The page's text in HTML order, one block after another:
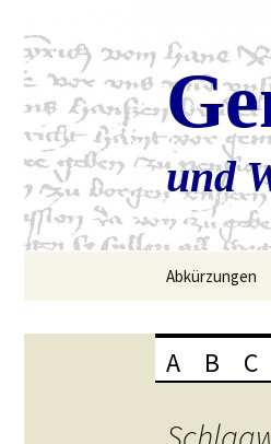
und
Abkürzungen
A B C